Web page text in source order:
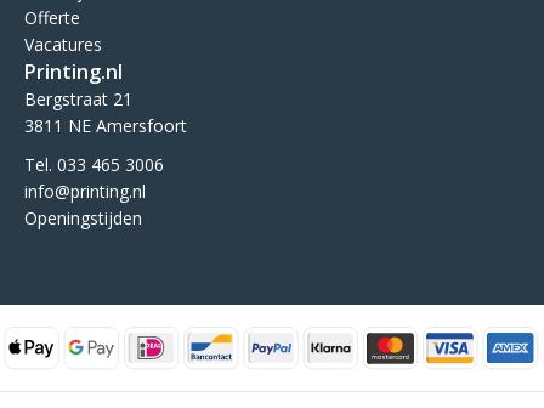
Offerte
Vacatures
Printing.nl
Bergstraat 21
3811 NE Amersfoort
Tel. 033 465 3006
info@printing.nl
Openingstijden